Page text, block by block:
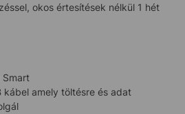
okos értesítések nélkül 1 hét
Smart
kábel amely töltésre és adat